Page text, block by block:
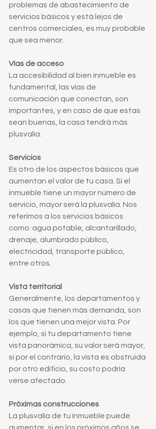
problemas de abastecimiento de
servicios básicos y está lejos de
centros comerciales, es muy probable
que sea menor.
Vías de acceso
La accesibilidad al bien inmueble es
fundamental, las vías de
comunicación que conectan, son
importantes, y en caso de que estas
sean buenas, la casa tendrá más
plusvalía.
Servicios
Es otro de los aspectos básicos que
aumentan el valor de tu casa. Si el
inmueble tiene un mayor número de
servicio, mayor será la plusvalía. Nos
referimos a los servicios básicos
como: agua potable, alcantarillado,
drenaje, alumbrado público,
electricidad, transporte público,
entre otros.
Vista territorial
Generalmente, los departamentos y
casas que tienen más demanda, son
los que tienen una mejor vista. Por
ejemplo, si tu departamento tiene
vista panorámica, su valor será mayor,
si por el contrario, la vista es obstruida
por otro edificio, su costo podría
verse afectado.
Próximas construcciones
La plusvalía de tu inmueble puede